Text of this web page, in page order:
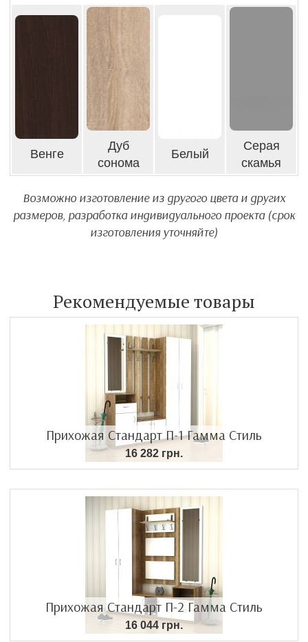
Венге
Дуб
сонома
Белый
Серая
скамья
Возможно изготовление из другого цвета и других
размеров, разработка индивидуального проекта (срок
изготовления уточняйте)
Рекомендуемые товары
Прихожая Стандарт П-1 Гамма Стиль
16 282 грн.
Прихожая Стандарт П-2 Гамма Стиль
16 044 грн.